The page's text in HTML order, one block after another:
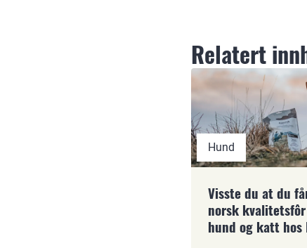
Relatert
Hund
Visste du at du
norsk
hund og katt hos